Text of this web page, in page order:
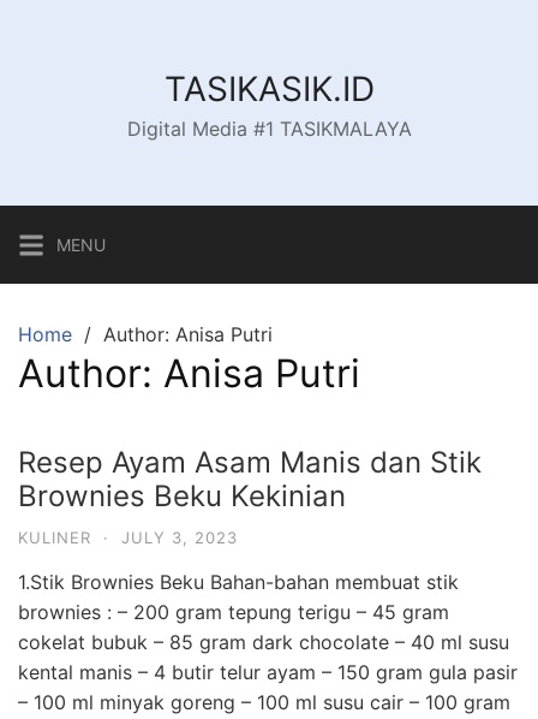
TASIKASIK.ID
Digital Media #1 TASIKMALAYA
MENU
Home Author: Anisa Putri
Author: Anisa Putri
Resep Ayam Asam Manis dan Stik
Brownies Beku Kekinian
KULINER · JULY 3, 2023
1.Stik Brownies Beku Bahan-bahan membuat stik
brownies : – 200 gram tepung terigu – 45 gram
cokelat bubuk – 85 gram dark chocolate – 40 ml susu
kental manis – 4 butir telur ayam – 150 gram gula pasir
– 100 ml minyak goreng – 100 ml susu cair – 100 gram